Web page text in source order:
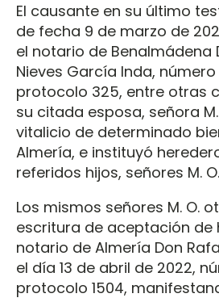
El causante en su último
de fecha 9 de marzo de
el notario de Benalmádena
Nieves García Inda,
protocolo 325, entre otras
su citada esposa, señora
vitalicio de determinado
Almería, e instituyó
referidos hijos, señores M. O.
Los mismos señores M. O.
escritura de aceptación de
notario de Almería Don
el día 13 de abril de 2022,
protocolo 1504,